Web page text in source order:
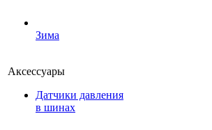
Зима
Аксессуары
Датчики давления
в шинах